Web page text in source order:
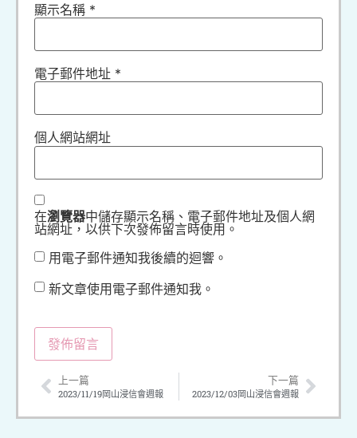
顯示名稱 *
電子郵件地址 *
個人網站網址
在瀏覽器中儲存顯示名稱、電子郵件地址及個人網
站網址，以供下次發佈留言時使用。
用電子郵件通知我後續的迴響。
新文章使用電子郵件通知我。
上一篇
2023/11/19岡山浸信會週報
下一篇
2023/12/03岡山浸信會週報